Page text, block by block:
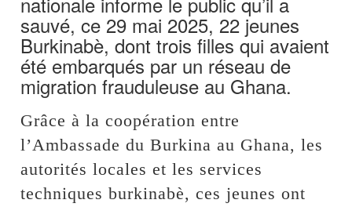
sauvé, ce 29 mai 2025, 22 jeunes
Burkinabè, dont trois filles qui avaient
été embarqués par un réseau de
migration frauduleuse au Ghana.
Grâce à la coopération entre
l’Ambassade du Burkina au Ghana, les
autorités locales et les services
techniques burkinabè, ces jeunes ont